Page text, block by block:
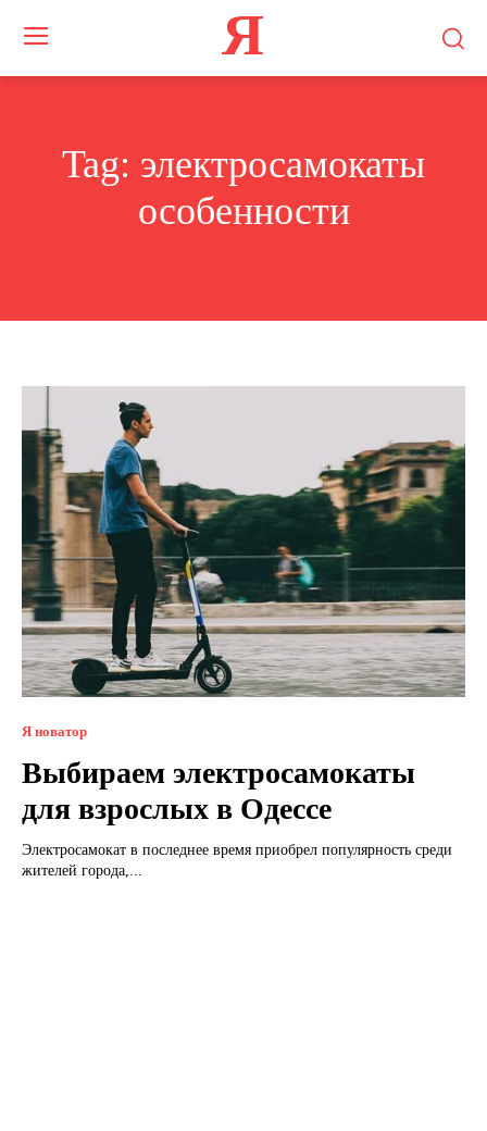
Я
Tag: электросамокаты
особенности
Я новатор
Выбираем электросамокаты
для взрослых в Одессе
Электросамокат в последнее время приобрел популярность среди
жителей города,...